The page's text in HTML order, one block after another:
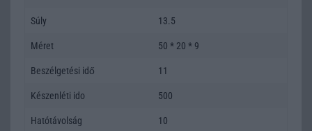
Súly 13.5
Méret 50 * 20 * 9
Beszélgetési idő 11
Készenléti ido 500
Hatótávolság 10